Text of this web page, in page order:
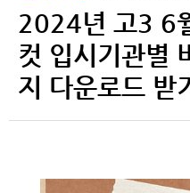
2024년 고3 6
컷 입시기관별
지 다운로드 받기